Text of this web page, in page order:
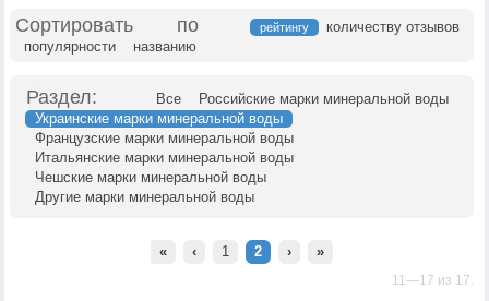
Сортировать по рейтингу
количеству отзывов
популярности
названию
Раздел: Все
Российские марки минеральной воды
Украинские марки минеральной воды
Французские марки минеральной воды
Итальянские марки минеральной воды
Чешские марки минеральной воды
Другие марки минеральной воды
« ‹ 1 2 › »
11—17 из 17.